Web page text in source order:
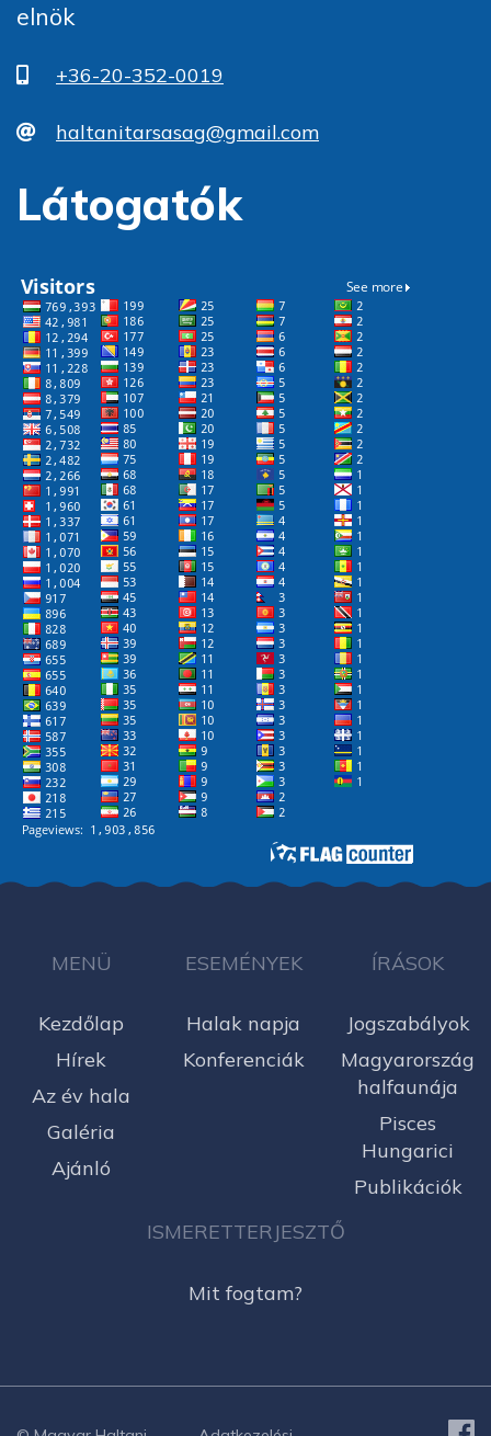
elnök
+36-20-352-0019
haltanitarsasag@gmail.com
Látogatók
MENÜ
Kezdőlap
Hírek
Az év hala
Galéria
Ajánló
ESEMÉNYEK
Halak napja
Konferenciák
ÍRÁSOK
Jogszabályok
Magyarország
halfaunája
Pisces
Hungarici
Publikációk
ISMERETTERJESZTŐ
Mit fogtam?